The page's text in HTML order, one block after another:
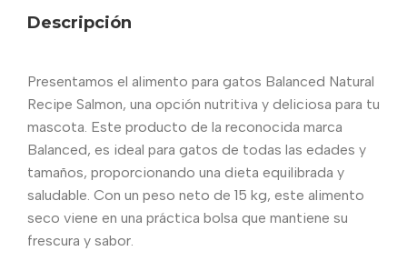
Descripción
Presentamos el alimento para gatos Balanced Natural
Recipe Salmon, una opción nutritiva y deliciosa para tu
mascota. Este producto de la reconocida marca
Balanced, es ideal para gatos de todas las edades y
tamaños, proporcionando una dieta equilibrada y
saludable. Con un peso neto de 15 kg, este alimento
seco viene en una práctica bolsa que mantiene su
frescura y sabor.